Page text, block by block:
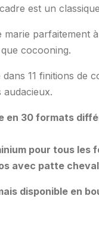
est un
marie parfaitement
cocooning.
11 finitions de
audacieux.
en 30 formats
pour tous les
avec patte
disponible en